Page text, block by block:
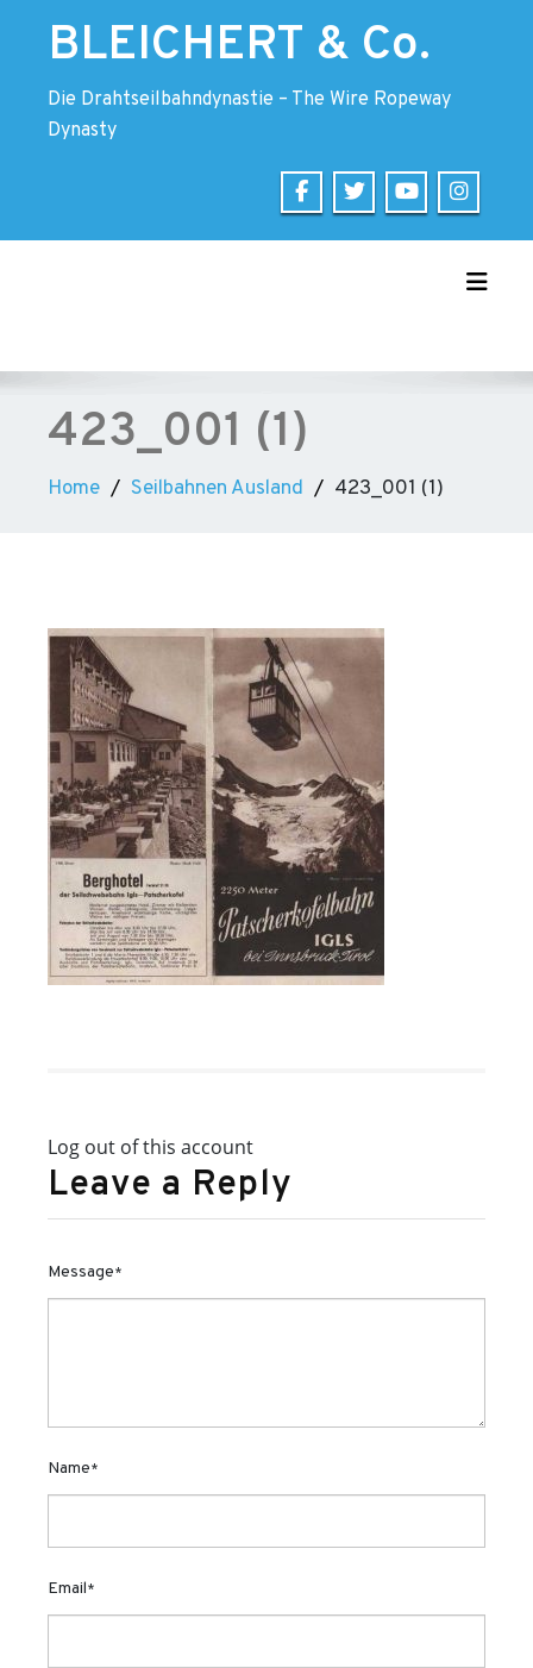
BLEICHERT & Co.
Die Drahtseilbahndynastie – The Wire Ropeway
Dynasty
423_001 (1)
Home Seilbahnen Ausland 423_001 (1)
Log out of this account
Leave a Reply
Message*
Name*
Email*